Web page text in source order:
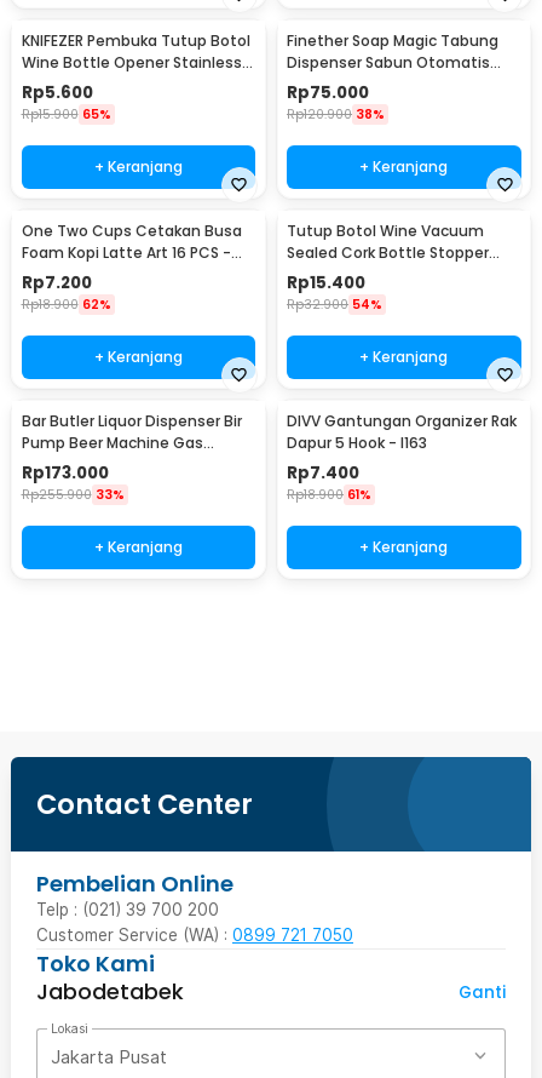
KNIFEZER Pembuka Tutup Botol
Wine Bottle Opener Stainless
Steel - WS01
Rp5.600
Rp15.900 65%
+ Keranjang
Finether Soap Magic Tabung
Dispenser Sabun Otomatis
400ml - AD-03
Rp75.000
Rp120.900 38%
+ Keranjang
One Two Cups Cetakan Busa
Foam Kopi Latte Art 16 PCS -
JJYE01
Rp7.200
Rp18.900 62%
+ Keranjang
Tutup Botol Wine Vacuum
Sealed Cork Bottle Stopper
Stainless Steel - G94529
Rp15.400
Rp32.900 54%
+ Keranjang
Bar Butler Liquor Dispenser Bir
Pump Beer Machine Gas
Station 900ml - P-36
Rp173.000
Rp255.900 33%
+ Keranjang
DIVV Gantungan Organizer Rak
Dapur 5 Hook - I163
Rp7.400
Rp18.900 61%
+ Keranjang
Contact Center
Pembelian Online
Telp : (021) 39 700 200
Customer Service (WA) : 0899 721 7050
Toko Kami
Jabodetabek
Ganti
Lokasi
Jakarta Pusat